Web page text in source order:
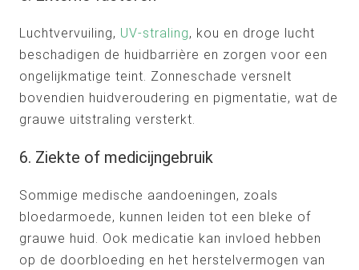
Luchtvervuiling, UV-straling, kou en droge lucht
beschadigen de huidbarrière en zorgen voor een
ongelijkmatige teint. Zonneschade versnelt
bovendien huidveroudering en pigmentatie, wat de
grauwe uitstraling versterkt.
6. Ziekte of medicijngebruik
Sommige medische aandoeningen, zoals
bloedarmoede, kunnen leiden tot een bleke of
grauwe huid. Ook medicatie kan invloed hebben
op de doorbloeding en het herstelvermogen van